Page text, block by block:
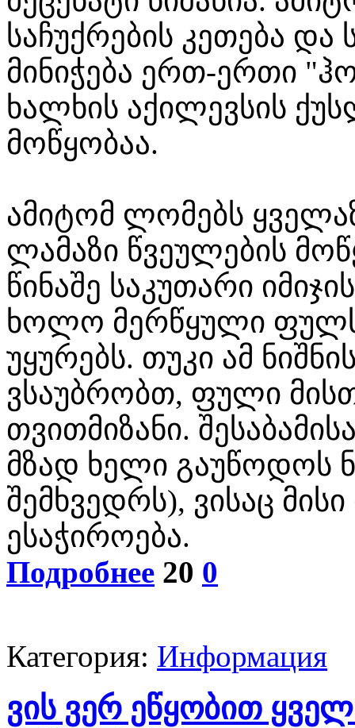
საჩუქრების კეთება და
მინიჭება ერთ-ერთი
ხალხის აქილევსის
მოწყობაა.
ამიტომ ლომებს
ლამაზი წვეულების
წინაშე საკუთარი
ხოლო მერწყული
უყურებს. თუკი ამ
ვსაუბრობთ, ფული
თვითმიზანი.
მზად ხელი გაუწოდოს
შემხვედრს), ვისაც
ესაჭიროება.
Подробнее 20 0
Категория: Информация
ვის ვერ ეწყობით